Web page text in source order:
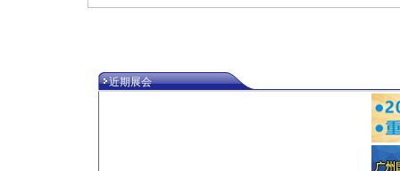
·充氮机/广州市 10000元
·电动扳手/泰州市 100000元
·乘用车/深圳市 100000元
近期展会